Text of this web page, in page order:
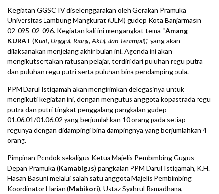
Kegiatan GGSC IV diselenggarakan oleh Gerakan Pramuka
Universitas Lambung Mangkurat (ULM) gudep Kota Banjarmasin
02-095-02-096. Kegiatan kali ini mengangkat tema “Amang
KURAT (Kuat, Unggul, Riang, Aktif, dan Terampil),” yang akan
dilaksanakan menjelang akhir bulan ini. Agenda ini akan
mengikutsertakan ratusan pelajar, terdiri dari puluhan regu putra
dan puluhan regu putri serta puluhan bina pendamping pula.
PPM Darul Istiqamah akan mengirimkan delegasinya untuk
mengikuti kegiatan ini, dengan mengutus anggota kopastrada regu
putra dan putri tingkat penggalang pangkalan gudep
01.06.01/01.06.02 yang berjumlahkan 10 orang pada setiap
regunya dengan didampingi bina dampingnya yang berjumlahkan 4
orang.
Pimpinan Pondok sekaligus Ketua Majelis Pembimbing Gugus
Depan Pramuka (Kamabigus) pangkalan PPM Darul Istiqamah, K.H.
Hasan Basuni melalui salah satu anggota Majelis Pembimbing
Koordinator Harian (Mabikori), Ustaz Syahrul Ramadhana,